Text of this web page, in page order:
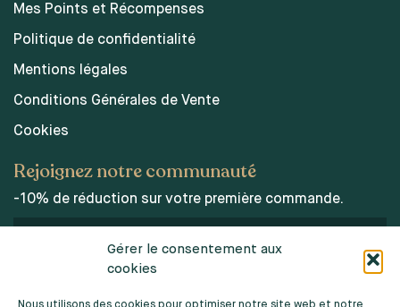
Gérer le consentement aux
cookies
Mes Points et Récompenses
Politique de confidentialité
Mentions légales
Conditions Générales de Vente
Cookies
Rejoignez notre communauté
-10% de réduction sur votre première commande.
personnelles.